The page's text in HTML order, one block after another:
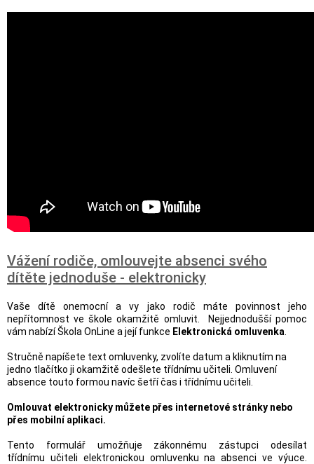
Vážení rodiče, omlouvejte absenci svého
dítěte jednoduše - elektronicky
Vaše dítě onemocní a vy jako rodič máte povinnost jeho
nepřítomnost ve škole okamžitě omluvit. Nejjednodušší pomoc
vám nabízí Škola OnLine a její funkce Elektronická omluvenka
Stručně napíšete text omluvenky, zvolíte datum a kliknutím na
jedno tlačítko ji okamžitě odešlete třídnímu učiteli. Omluvení
absence touto formou navíc šetří čas i třídnímu učiteli.
Omlouvat elektronicky můžete přes internetové stránky nebo
přes mobilní aplikaci.
Tento formulář umožňuje zákonnému zástupci odesílat
třídnímu učiteli elektronickou omluvenku na absenci ve výuce.